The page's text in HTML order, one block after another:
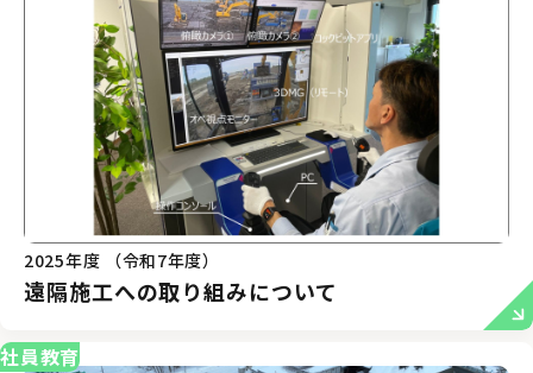
2025年度 （令和7年度）
遠隔施工への取り組みについて
社員教育